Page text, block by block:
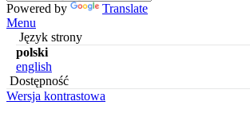
Powered by
Translate
Menu
Język strony
polski
english
Dostępność
Wersja kontrastowa